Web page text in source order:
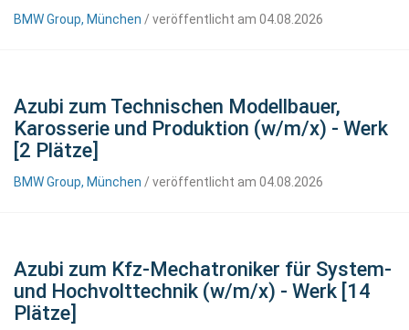
BMW Group, München / veröffentlicht am 04.08.2026
Azubi zum Technischen Modellbauer,
Karosserie und Produktion (w/m/x) - Werk
[2 Plätze]
BMW Group, München / veröffentlicht am 04.08.2026
Azubi zum Kfz-Mechatroniker für System-
und Hochvolttechnik (w/m/x) - Werk [14
Plätze]